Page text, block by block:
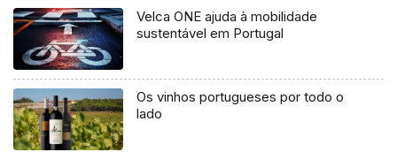
Velca ONE ajuda à mobilidade
sustentável em Portugal
Os vinhos portugueses por todo o
lado